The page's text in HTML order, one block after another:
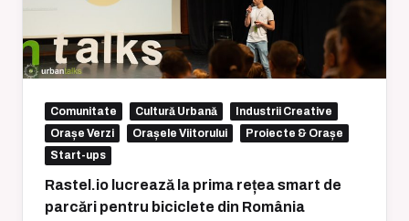
Comunitate Cultură Urbană
Industrii Creative
Orașe Verzi
Orașele Viitorului
Proiecte & Orașe
Start-ups
Rastel.io lucrează la prima rețea smart de
parcări pentru biciclete din România